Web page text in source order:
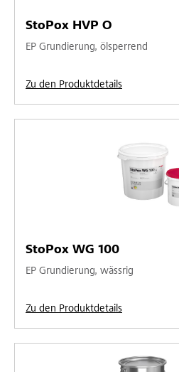
StoPox HVP O
EP Grundierung, ölsperrend
Zu den Produktdetails
StoPox WG 100
EP Grundierung, wässrig
Zu den Produktdetails